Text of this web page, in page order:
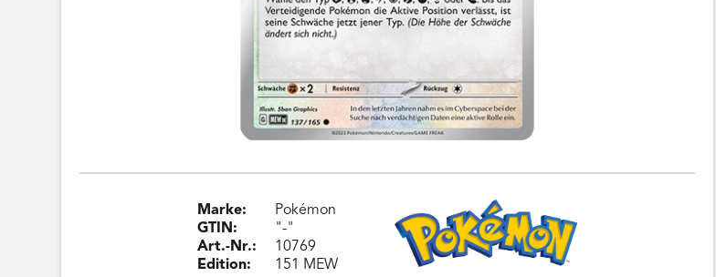
Marke:
GTIN:
Art.-Nr.:
Edition:
Pokémon
"-"
10769
151 MEW